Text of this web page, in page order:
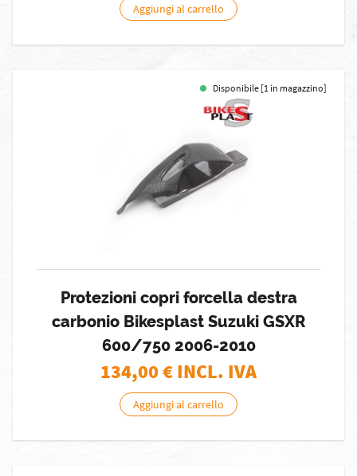
Aggiungi al carrello
Disponibile [1 in magazzino]
Protezioni copri forcella destra
carbonio Bikesplast Suzuki GSXR
600/750 2006-2010
134,00€ INCL. IVA
Aggiungi al carrello